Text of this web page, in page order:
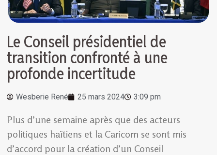
Le Conseil présidentiel de
transition confronté à une
profonde incertitude
Wesberie René 25 mars 2024 3:09 pm
Plus d’une semaine après que des acteurs
politiques haïtiens et la Caricom se sont mis
d’accord pour la création d’un Conseil